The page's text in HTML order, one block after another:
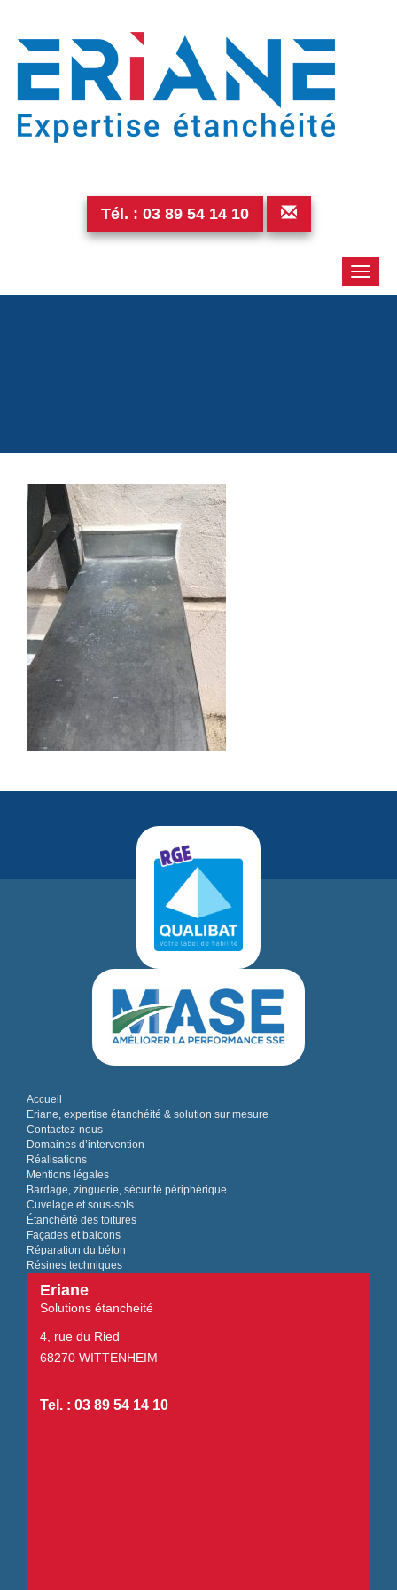
Tél. : 03 89 54 14 10
Toggle
Accueil
Eriane, expertise étanchéité & solution sur mesure
Contactez-nous
Domaines d’intervention
Réalisations
Mentions légales
Bardage, zinguerie, sécurité périphérique
Cuvelage et sous-sols
Étanchéité des toitures
Façades et balcons
Réparation du béton
Résines techniques
Eriane
Solutions étancheité
4, rue du Ried
68270 WITTENHEIM
Tel. : 03 89 54 14 10